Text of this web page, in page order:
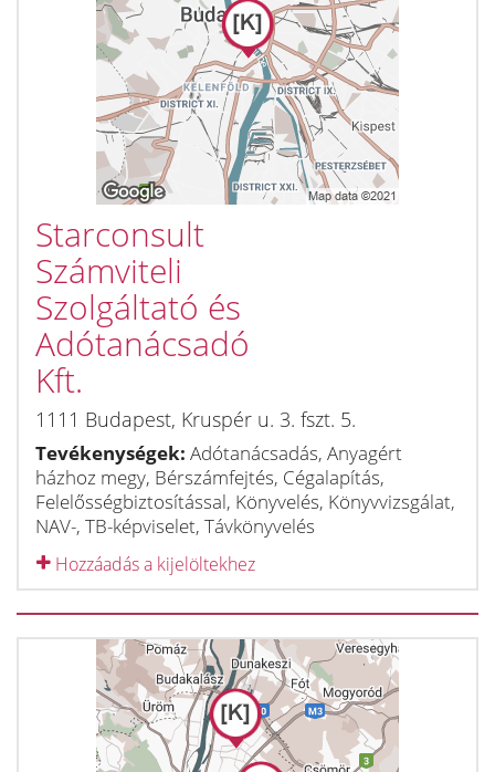
Starconsult
Számviteli
Szolgáltató és
Adótanácsadó
Kft.
1111 Budapest, Kruspér u. 3. fszt. 5.
Tevékenységek: Adótanácsadás, Anyagért
házhoz megy, Bérszámfejtés, Cégalapítás,
Felelősségbiztosítással, Könyvelés, Könyvvizsgálat,
NAV-, TB-képviselet, Távkönyvelés
Hozzáadás a kijelöltekhez